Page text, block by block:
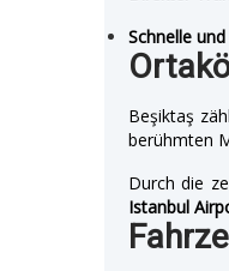
Schnelle
Beşiktaş
berühmten
Durch die
Istanbul